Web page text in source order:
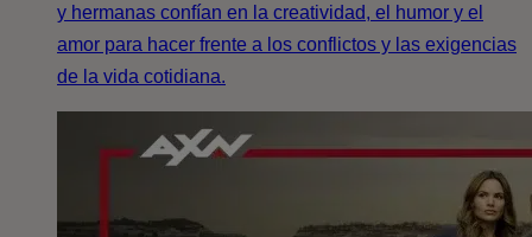
y hermanas confían en la creatividad, el humor y el
amor para hacer frente a los conflictos y las exigencias
de la vida cotidiana.